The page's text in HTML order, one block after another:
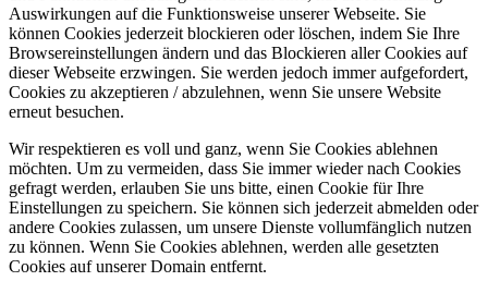
Auswirkungen auf die Funktionsweise unserer Webseite. Sie
können Cookies jederzeit blockieren oder löschen, indem Sie Ihre
Browsereinstellungen ändern und das Blockieren aller Cookies auf
dieser Webseite erzwingen. Sie werden jedoch immer aufgefordert,
Cookies zu akzeptieren / abzulehnen, wenn Sie unsere Website
erneut besuchen.
Wir respektieren es voll und ganz, wenn Sie Cookies ablehnen
möchten. Um zu vermeiden, dass Sie immer wieder nach Cookies
gefragt werden, erlauben Sie uns bitte, einen Cookie für Ihre
Einstellungen zu speichern. Sie können sich jederzeit abmelden oder
andere Cookies zulassen, um unsere Dienste vollumfänglich nutzen
zu können. Wenn Sie Cookies ablehnen, werden alle gesetzten
Cookies auf unserer Domain entfernt.